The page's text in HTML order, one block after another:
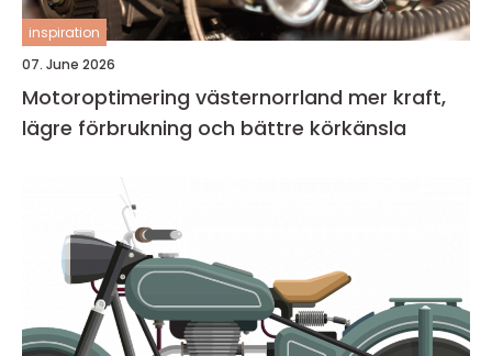
inspiration
07. June 2026
Motoroptimering västernorrland mer kraft,
lägre förbrukning och bättre körkänsla